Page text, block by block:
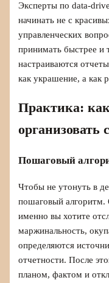
Эксперты по data-
начинать не с
управленческих
принимать быстрее и
настраиваются
как украшение, а как
Практика:
организовать
Пошаговый
Чтобы не утонуть в
пошаговый алгоритм.
именно вы хотите
маржинальность,
определяются
отчетности. После
планом, фактом и